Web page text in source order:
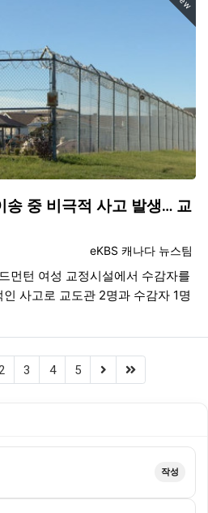
송 중 비극적 사고 발생… 교
등록자
eKBS 캐나다 뉴스팀
먼턴 여성 교정시설에서 수감자를
사고로 교도관 2명과 수감자 1명
3 4 5 (next)(last)
작성